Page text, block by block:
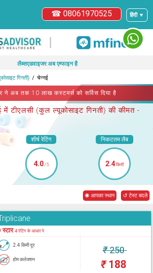
हिंदी ▼
☎ 08061970525
|
लैब्सएडवाइजर अब एम्फाइन है
गिनती) चेन्नई
ने अब तक 10 लाख कस्टमर्स को सर्विस दिया है
में टीएलसी (कुल ल्यूकोसाइट गिनती) की कीमत -
शीर्ष रेटिंग
4.0/5
निकटतम लैब
2.4किमी
◉ आपका स्थान ↺ टेस्ट बदले
स्टार4 रेटिंग के आधार पे
2.4 किमी दूर
होम कलेक्शन
₹250
₹188